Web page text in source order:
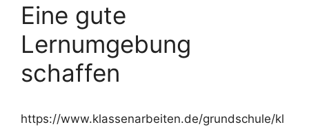
Eine gute
Lernumgebung
schaffen
https://www.klassenarbeiten.de/grundschule/kl